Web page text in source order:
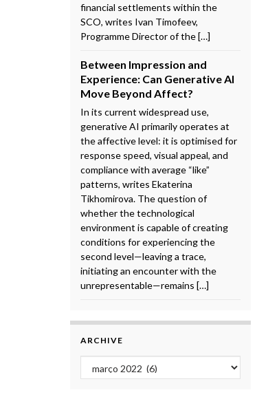
financial settlements within the
SCO, writes Ivan Timofeev,
Programme Director of the […]
Between Impression and
Experience: Can Generative AI
Move Beyond Affect?
In its current widespread use,
generative AI primarily operates at
the affective level: it is optimised for
response speed, visual appeal, and
compliance with average “like”
patterns, writes Ekaterina
Tikhomirova. The question of
whether the technological
environment is capable of creating
conditions for experiencing the
second level—leaving a trace,
initiating an encounter with the
unrepresentable—remains […]
ARCHIVE